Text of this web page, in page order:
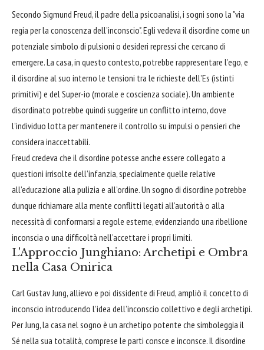
Secondo Sigmund Freud, il padre della psicoanalisi, i sogni sono la "via
regia per la conoscenza dell’inconscio". Egli vedeva il disordine come un
potenziale simbolo di pulsioni o desideri repressi che cercano di
emergere. La casa, in questo contesto, potrebbe rappresentare l’ego, e
il disordine al suo interno le tensioni tra le richieste dell’Es (istinti
primitivi) e del Super-io (morale e coscienza sociale). Un ambiente
disordinato potrebbe quindi suggerire un conflitto interno, dove
l’individuo lotta per mantenere il controllo su impulsi o pensieri che
considera inaccettabili.
Freud credeva che il disordine potesse anche essere collegato a
questioni irrisolte dell’infanzia, specialmente quelle relative
all’educazione alla pulizia e all’ordine. Un sogno di disordine potrebbe
dunque richiamare alla mente conflitti legati all’autorità o alla
necessità di conformarsi a regole esterne, evidenziando una ribellione
inconscia o una difficoltà nell’accettare i propri limiti.
L'Approccio Junghiano: Archetipi e Ombra
nella Casa Onirica
Carl Gustav Jung, allievo e poi dissidente di Freud, ampliò il concetto di
inconscio introducendo l’idea dell’inconscio collettivo e degli archetipi.
Per Jung, la casa nel sogno è un archetipo potente che simboleggia il
Sé nella sua totalità, comprese le parti consce e inconsce. Il disordine